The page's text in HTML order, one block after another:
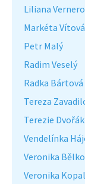
Liliana
Markéta Vítová
Petr Malý
Radim Veselý
Radka Bártová
Tereza
Terezie
Vendelínka
Veronika
Veronika